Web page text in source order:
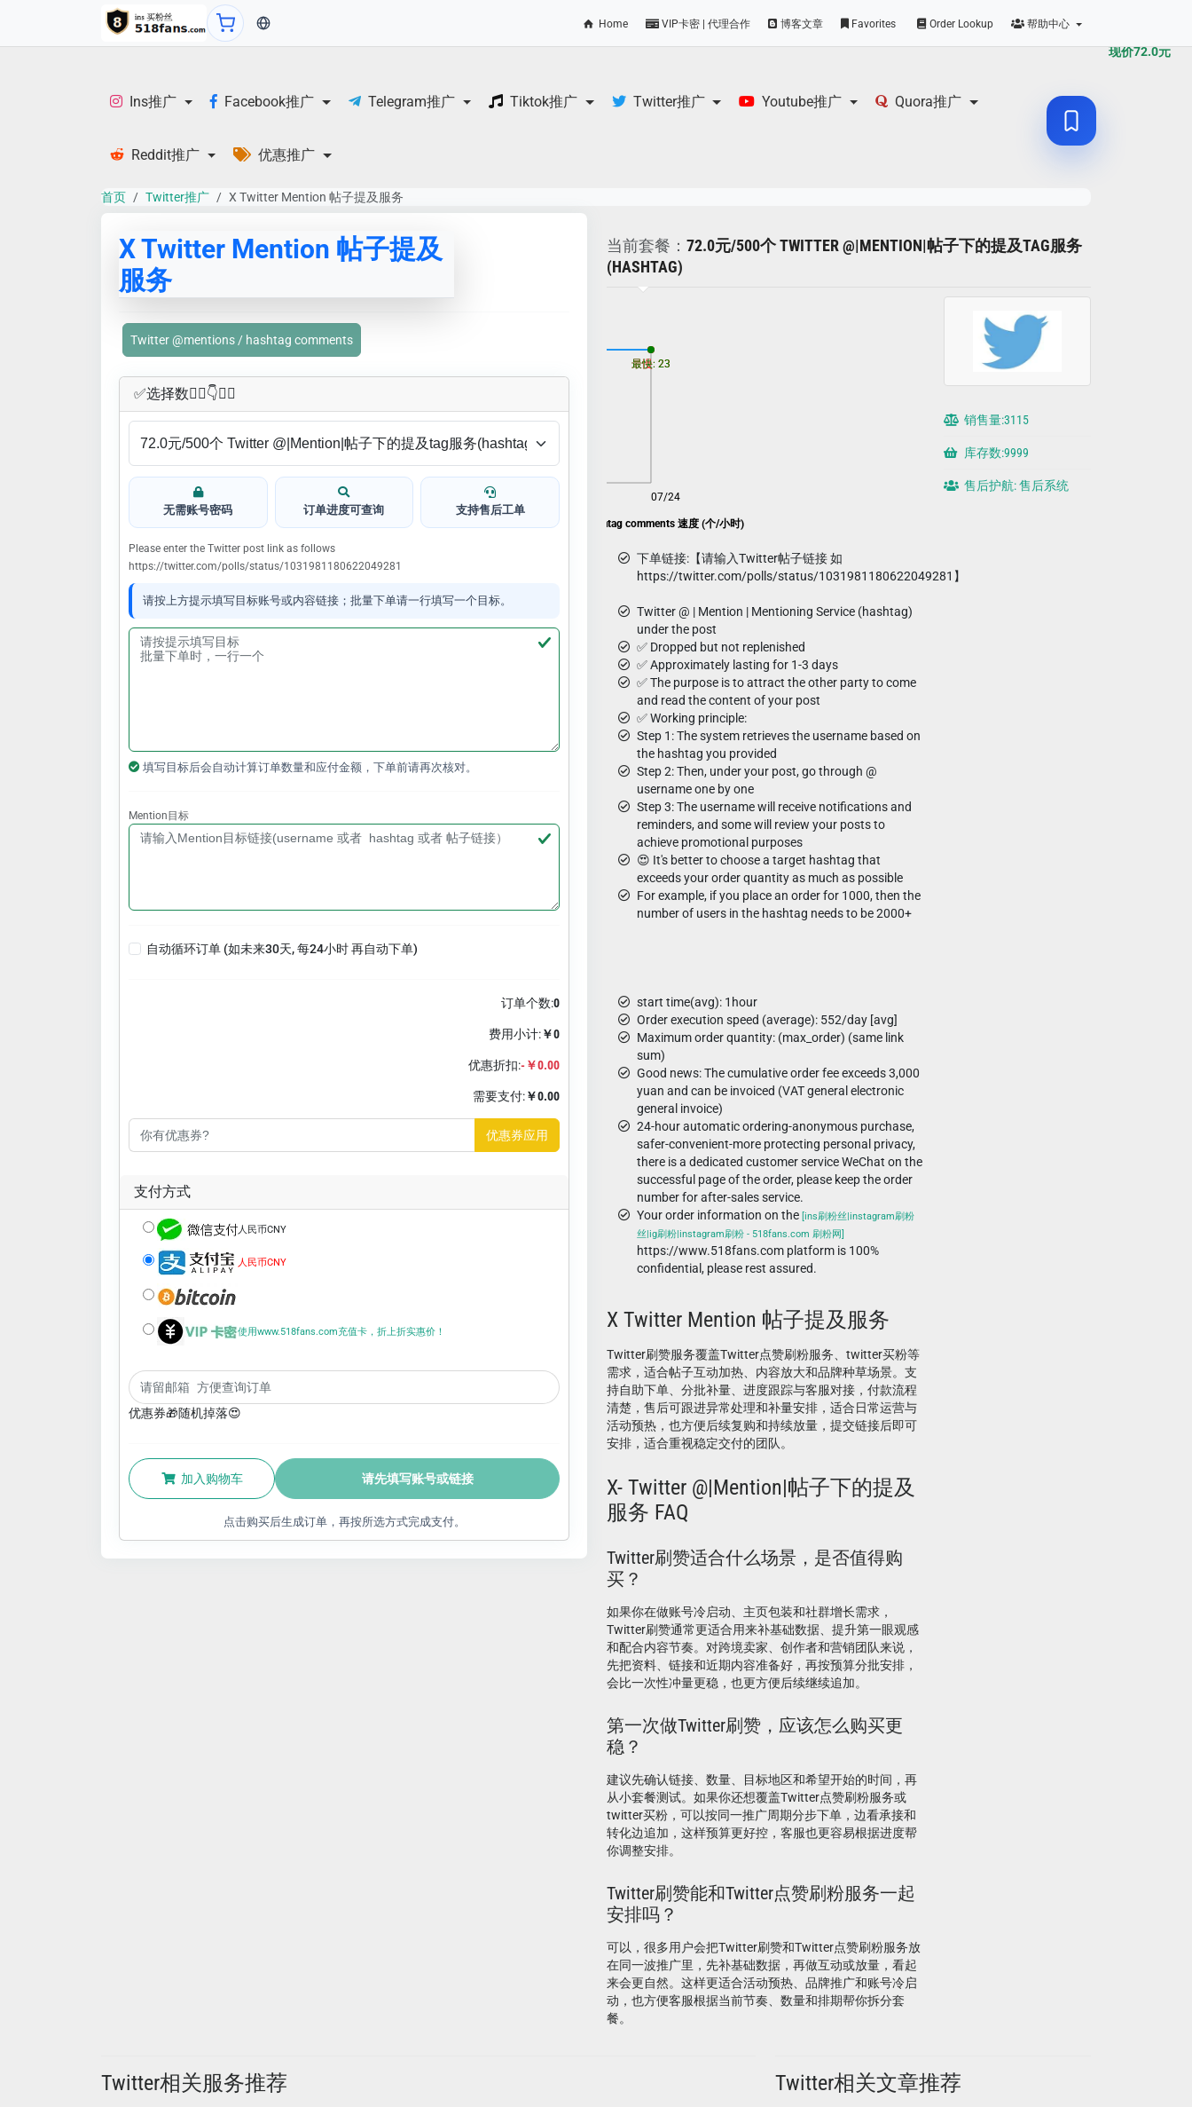
当前语言：English Home VIP卡密 | 代理合作 博客文章 Favorites Order Lookup 帮助中心
Ins推广 Facebook推广 Telegram推广 Tiktok推广 Twitter推广 Youtube推广 Quora推广
Reddit推广 优惠推广
首页 Twitter推广 X Twitter Mention 帖子提及服务
X Twitter Mention 帖子提及
服务
Twitter @mentions / hashtag comments
✅​选择数👇🏻​​👇👇🏻​​
无需账号密码 订单进度可查询 支持售后工单
Please enter the Twitter post link as follows
https://twitter.com/polls/status/1031981180622049281
请按上方提示填写目标账号或内容链接；批量下单请一行填写一个目标。
填写目标后会自动计算订单数量和应付金额，下单前请再次核对。
Mention目标
自动循环订单 (如未来30天, 每24小时 再自动下单)
订单个数:0
费用小计:￥0
优惠折扣:-￥0.00
需要支付:￥0.00
优惠券应用
支付方式
人民币CNY
人民币CNY
使用www.518fans.com充值卡，折上折实惠价！
优惠券🎁随机掉落😍
加入购物车 请先填写账号或链接
点击购买后生成订单，再按所选方式完成支付。
现价72.0元
当前套餐： 72.0元/500个 TWITTER @|MENTION|帖子下的提及TAG服务
(HASHTAG)
Twitter @mentions / hashtag comments 速度 (个/小时)
07/24
最慢: 23
最快: 23
下单链接:【请输入Twitter帖子链接 如
https://twitter.com/polls/status/1031981180622049281】
Twitter @ | Mention | Mentioning Service (hashtag)
under the post
✅ Dropped but not replenished
✅ Approximately lasting for 1-3 days
✅ The purpose is to attract the other party to come
and read the content of your post
✅ Working principle:
Step 1: The system retrieves the username based on
the hashtag you provided
Step 2: Then, under your post, go through @
username one by one
Step 3: The username will receive notifications and
reminders, and some will review your posts to
achieve promotional purposes
😍 It's better to choose a target hashtag that
exceeds your order quantity as much as possible
For example, if you place an order for 1000, then the
number of users in the hashtag needs to be 2000+
start time(avg): 1hour
Order execution speed (average): 552/day [avg]
Maximum order quantity: (max_order) (same link
sum)
Good news: The cumulative order fee exceeds 3,000
yuan and can be invoiced (VAT general electronic
general invoice)
24-hour automatic ordering-anonymous purchase,
safer-convenient-more protecting personal privacy,
there is a dedicated customer service WeChat on the
successful page of the order, please keep the order
number for after-sales service.
Your order information on the [ins刷粉丝|instagram刷粉
丝|ig刷粉|instagram刷粉 - 518fans.com 刷粉网]
https://www.518fans.com platform is 100%
confidential, please rest assured.
X Twitter Mention 帖子提及服务
Twitter刷赞服务覆盖Twitter点赞刷粉服务、twitter买粉等
需求，适合帖子互动加热、内容放大和品牌种草场景。支
持自助下单、分批补量、进度跟踪与客服对接，付款流程
清楚，售后可跟进异常处理和补量安排，适合日常运营与
活动预热，也方便后续复购和持续放量，提交链接后即可
安排，适合重视稳定交付的团队。
X- Twitter @|Mention|帖子下的提及
服务 FAQ
Twitter刷赞适合什么场景，是否值得购
买？
如果你在做账号冷启动、主页包装和社群增长需求，
Twitter刷赞通常更适合用来补基础数据、提升第一眼观感
和配合内容节奏。对跨境卖家、创作者和营销团队来说，
先把资料、链接和近期内容准备好，再按预算分批安排，
会比一次性冲量更稳，也更方便后续继续追加。
第一次做Twitter刷赞，应该怎么购买更
稳？
建议先确认链接、数量、目标地区和希望开始的时间，再
从小套餐测试。如果你还想覆盖Twitter点赞刷粉服务或
twitter买粉，可以按同一推广周期分步下单，边看承接和
转化边追加，这样预算更好控，客服也更容易根据进度帮
你调整安排。
Twitter刷赞能和Twitter点赞刷粉服务一起
安排吗？
可以，很多用户会把Twitter刷赞和Twitter点赞刷粉服务放
在同一波推广里，先补基础数据，再做互动或放量，看起
来会更自然。这样更适合活动预热、品牌推广和账号冷启
动，也方便客服根据当前节奏、数量和排期帮你拆分套
餐。
销售量:3115
库存数:9999
售后护航: 售后系统
Twitter相关服务推荐 Twitter相关文章推荐